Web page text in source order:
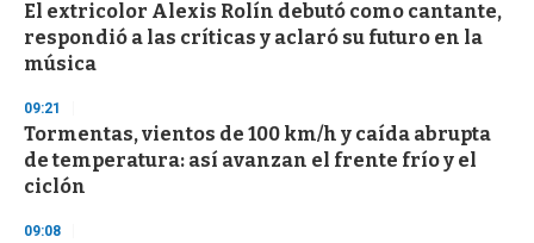
s
o
f
3
s
e
c
o
n
El extricolor Alexis Rolín debutó como cantante,
respondió a las críticas y aclaró su futuro en la
música
09:21
Tormentas, vientos de 100 km/h y caída abrupta
de temperatura: así avanzan el frente frío y el
ciclón
09:08